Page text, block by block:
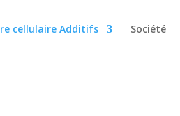
cellulaire Additifs Société